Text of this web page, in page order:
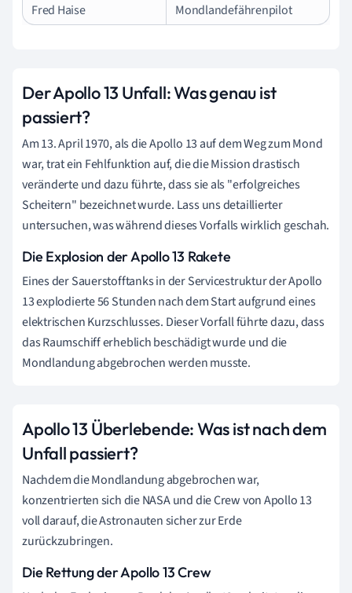
Fred Haise
Mondlandefährenpilot
Der Apollo 13 Unfall: Was genau ist
passiert?
Am 13. April 1970, als die Apollo 13 auf dem Weg zum Mond
war, trat ein Fehlfunktion auf, die die Mission drastisch
veränderte und dazu führte, dass sie als "erfolgreiches
Scheitern" bezeichnet wurde. Lass uns detaillierter
untersuchen, was während dieses Vorfalls wirklich geschah.
Die Explosion der Apollo 13 Rakete
Eines der Sauerstofftanks in der Servicestruktur der Apollo
13 explodierte 56 Stunden nach dem Start aufgrund eines
elektrischen Kurzschlusses. Dieser Vorfall führte dazu, dass
das Raumschiff erheblich beschädigt wurde und die
Mondlandung abgebrochen werden musste.
Apollo 13 Überlebende: Was ist nach dem
Unfall passiert?
Nachdem die Mondlandung abgebrochen war,
konzentrierten sich die NASA und die Crew von Apollo 13
voll darauf, die Astronauten sicher zur Erde
zurückzubringen.
Die Rettung der Apollo 13 Crew